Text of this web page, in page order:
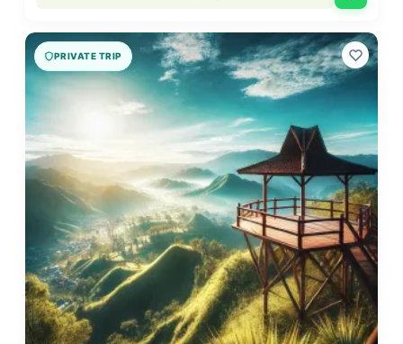
PRIVATE TRIP